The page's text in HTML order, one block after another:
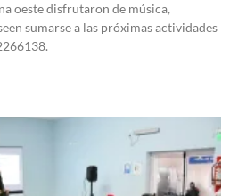
oeste disfrutaron de música,
sumarse a las próximas actividades